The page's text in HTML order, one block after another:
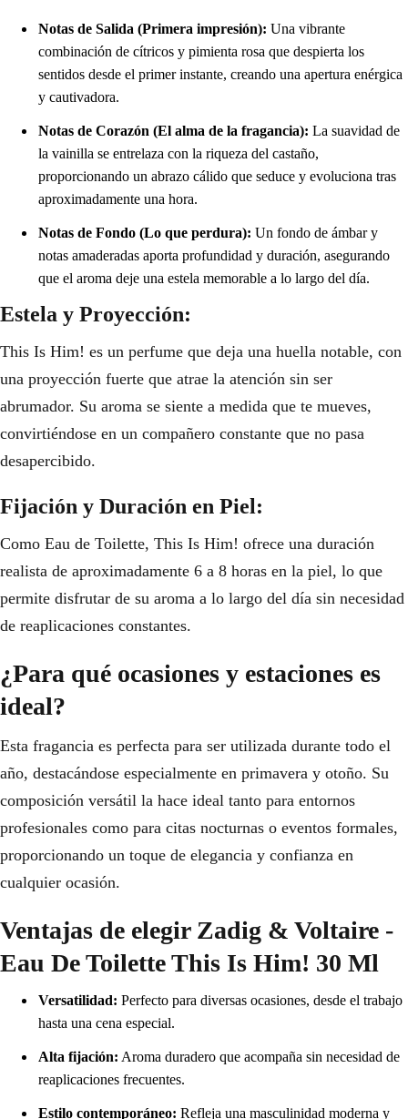
Notas de Salida (Primera impresión): Una vibrante
combinación de cítricos y pimienta rosa que despierta los
sentidos desde el primer instante, creando una apertura enérgica
y cautivadora.
Notas de Corazón (El alma de la fragancia): La suavidad de
la vainilla se entrelaza con la riqueza del castaño,
proporcionando un abrazo cálido que seduce y evoluciona tras
aproximadamente una hora.
Notas de Fondo (Lo que perdura): Un fondo de ámbar y
notas amaderadas aporta profundidad y duración, asegurando
que el aroma deje una estela memorable a lo largo del día.
Estela y Proyección:
This Is Him! es un perfume que deja una huella notable, con
una proyección fuerte que atrae la atención sin ser
abrumador. Su aroma se siente a medida que te mueves,
convirtiéndose en un compañero constante que no pasa
desapercibido.
Fijación y Duración en Piel:
Como Eau de Toilette, This Is Him! ofrece una duración
realista de aproximadamente 6 a 8 horas en la piel, lo que
permite disfrutar de su aroma a lo largo del día sin necesidad
de reaplicaciones constantes.
¿Para qué ocasiones y estaciones es
ideal?
Esta fragancia es perfecta para ser utilizada durante todo el
año, destacándose especialmente en primavera y otoño. Su
composición versátil la hace ideal tanto para entornos
profesionales como para citas nocturnas o eventos formales,
proporcionando un toque de elegancia y confianza en
cualquier ocasión.
Ventajas de elegir Zadig & Voltaire -
Eau De Toilette This Is Him! 30 Ml
Versatilidad: Perfecto para diversas ocasiones, desde el trabajo
hasta una cena especial.
Alta fijación: Aroma duradero que acompaña sin necesidad de
reaplicaciones frecuentes.
Estilo contemporáneo: Refleja una masculinidad moderna y